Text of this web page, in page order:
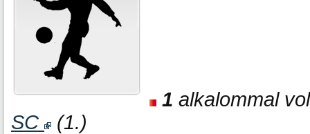
1 alkalommal
SC
(1.)